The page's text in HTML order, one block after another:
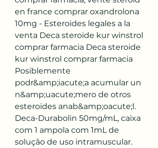
en france comprar oxandrolona
10mg - Esteroides legales a la
venta Deca steroide kur winstrol
comprar farmacia Deca steroide
kur winstrol comprar farmacia
Posiblemente
podr&amp;iacute;a acumular un
n&amp;uacute;mero de otros
esteroides anab&amp;oacute;l.
Deca-Durabolin 50mg/mL, caixa
com 1 ampola com 1mL de
solução de uso intramuscular.